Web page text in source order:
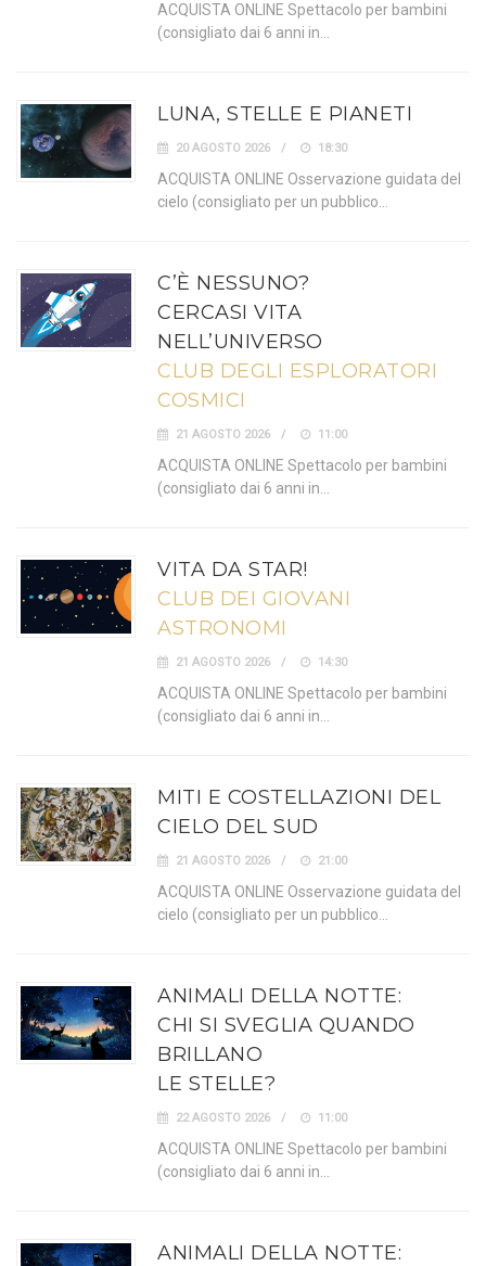
ACQUISTA ONLINE Spettacolo per bambini
(consigliato dai 6 anni in…
LUNA, STELLE E PIANETI
20 AGOSTO 2026 18:30
ACQUISTA ONLINE Osservazione guidata del
cielo (consigliato per un pubblico…
C’È NESSUNO?
CERCASI VITA
NELL’UNIVERSO
CLUB DEGLI ESPLORATORI
COSMICI
21 AGOSTO 2026 11:00
ACQUISTA ONLINE Spettacolo per bambini
(consigliato dai 6 anni in…
VITA DA STAR!
CLUB DEI GIOVANI
ASTRONOMI
21 AGOSTO 2026 14:30
ACQUISTA ONLINE Spettacolo per bambini
(consigliato dai 6 anni in…
MITI E COSTELLAZIONI DEL
CIELO DEL SUD
21 AGOSTO 2026 21:00
ACQUISTA ONLINE Osservazione guidata del
cielo (consigliato per un pubblico…
ANIMALI DELLA NOTTE:
CHI SI SVEGLIA QUANDO
BRILLANO
LE STELLE?
22 AGOSTO 2026 11:00
ACQUISTA ONLINE Spettacolo per bambini
(consigliato dai 6 anni in…
ANIMALI DELLA NOTTE: